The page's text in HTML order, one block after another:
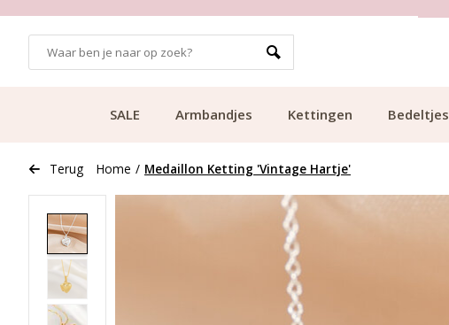
SALE Armbandjes Kettingen Bedeltjes
Terug Home / Medaillon Ketting 'Vintage Hartje'